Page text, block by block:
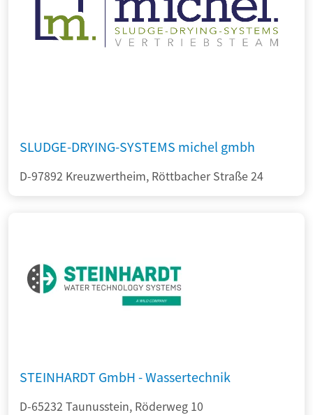
SLUDGE-DRYING-SYSTEMS michel gmbh
D-97892 Kreuzwertheim, Röttbacher Straße 24
STEINHARDT GmbH - Wassertechnik
D-65232 Taunusstein, Röderweg 10